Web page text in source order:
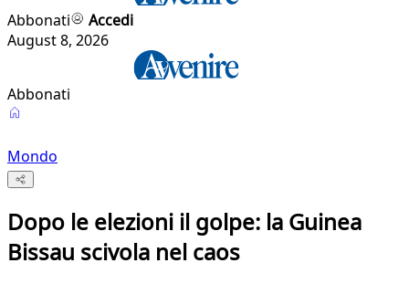
Abbonati
Accedi
August 8, 2026
Abbonati
Mondo
Dopo le elezioni il golpe: la Guinea
Bissau scivola nel caos